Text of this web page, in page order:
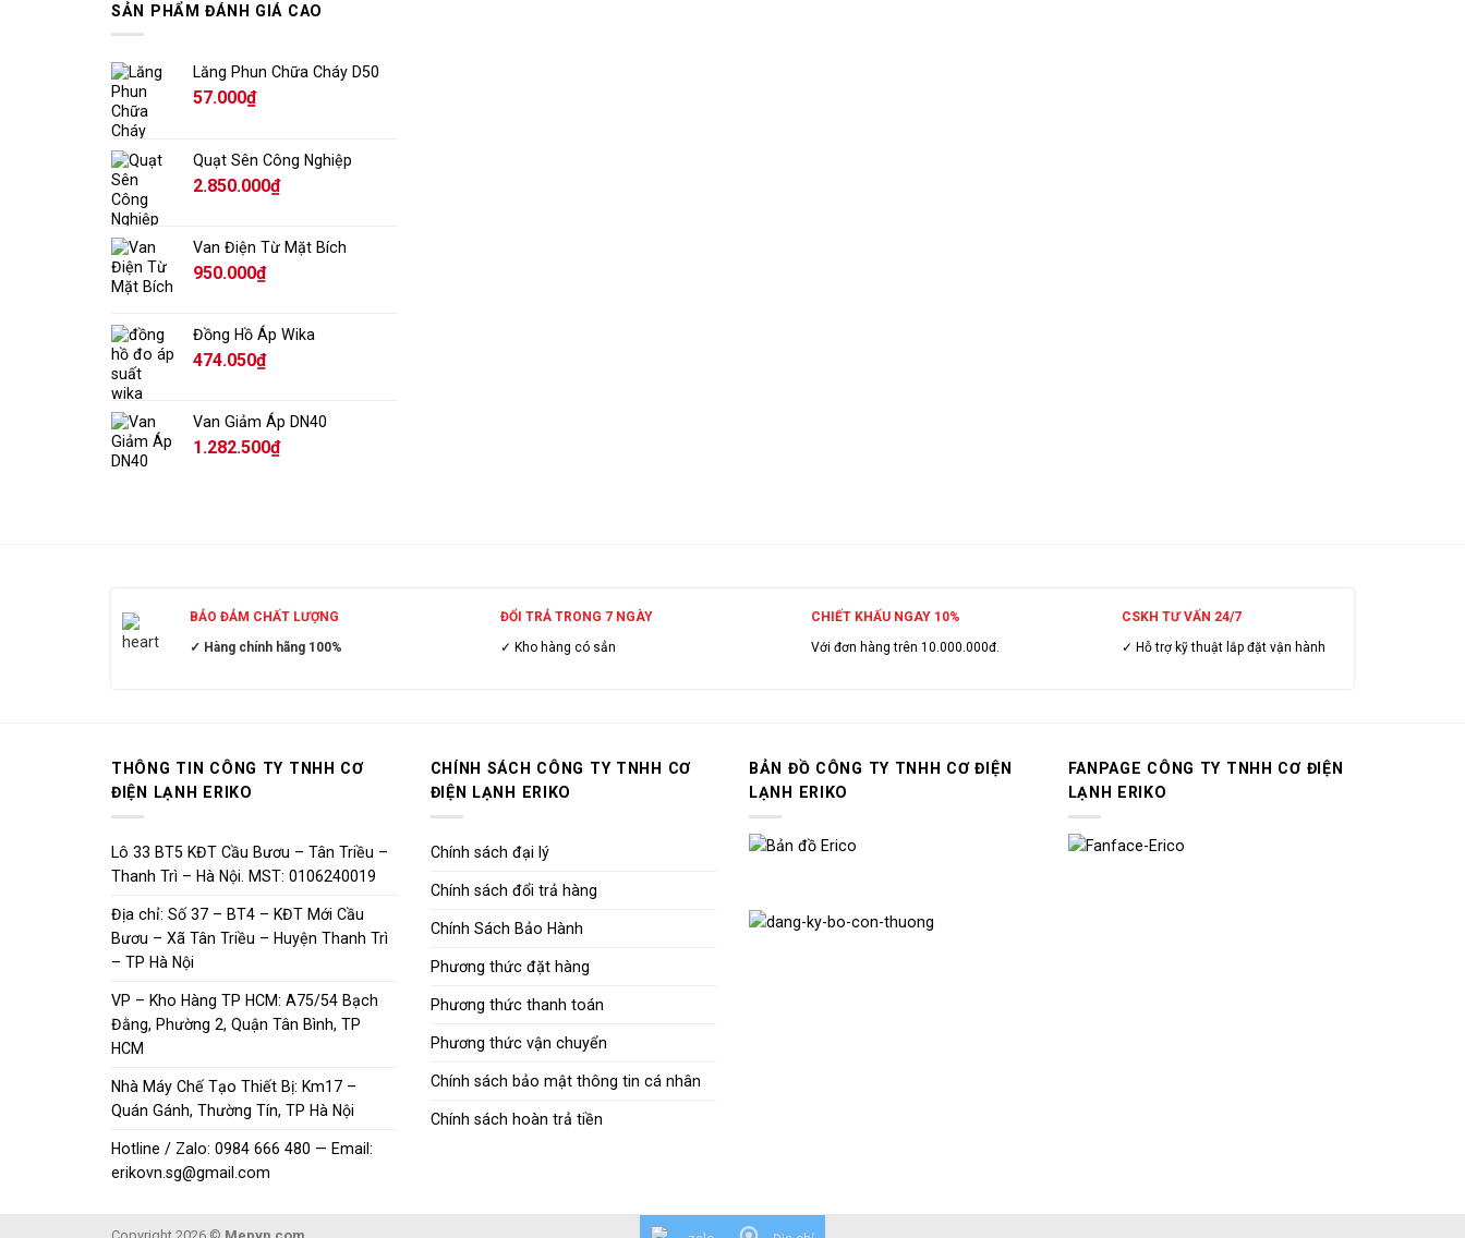
SẢN PHẨM ĐÁNH GIÁ CAO
Lăng Phun Chữa Cháy D50
57.000₫
Quạt Sên Công Nghiệp
2.850.000₫
Van Điện Từ Mặt Bích
950.000₫
Đồng Hồ Áp Wika
474.050₫
Van Giảm Áp DN40
1.282.500₫
BẢO ĐẢM CHẤT LƯỢNG
✓ Hàng chính hãng 100%
ĐỔI TRẢ TRONG 7 NGÀY
✓ Kho hàng có sẳn
CHIẾT KHẤU NGAY 10%
Với đơn hàng trên 10.000.000đ.
CSKH TƯ VẤN 24/7
✓ Hỗ trợ kỹ thuật lắp đặt vận hành
THÔNG TIN CÔNG TY TNHH CƠ
ĐIỆN LẠNH ERIKO
Lô 33 BT5 KĐT Cầu Bươu – Tân Triều –
Thanh Trì – Hà Nội. MST: 0106240019
Địa chỉ: Số 37 – BT4 – KĐT Mới Cầu
Bươu – Xã Tân Triều – Huyện Thanh Trì
– TP Hà Nội
VP – Kho Hàng TP HCM: A75/54 Bạch
Đằng, Phường 2, Quận Tân Bình, TP
HCM
Nhà Máy Chế Tạo Thiết Bị: Km17 –
Quán Gánh, Thường Tín, TP Hà Nội
Hotline / Zalo: 0984 666 480 — Email:
erikovn.sg@gmail.com
CHÍNH SÁCH CÔNG TY TNHH CƠ
ĐIỆN LẠNH ERIKO
Chính sách đại lý
Chính sách đổi trả hàng
Chính Sách Bảo Hành
Phương thức đặt hàng
Phương thức thanh toán
Phương thức vận chuyển
Chính sách bảo mật thông tin cá nhân
Chính sách hoàn trả tiền
BẢN ĐỒ CÔNG TY TNHH CƠ ĐIỆN
LẠNH ERIKO
FANPAGE CÔNG TY TNHH CƠ ĐIỆN
LẠNH ERIKO